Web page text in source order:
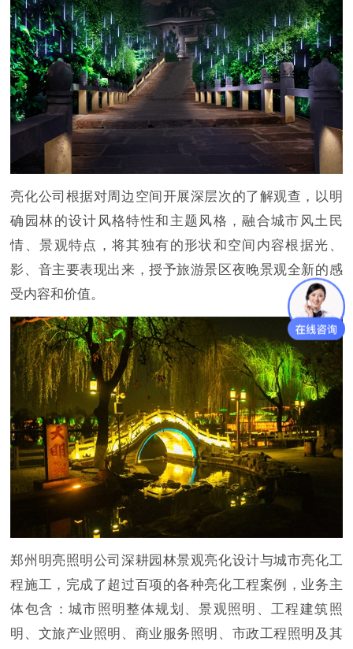
亮化公司根据对周边空间开展深层次的了解观查，以明
确园林的设计风格特性和主题风格，融合城市风土民
情、景观特点，将其独有的形状和空间内容根据光、
影、音主要表现出来，授予旅游景区夜晚景观全新的感
受内容和价值。
郑州明亮照明公司深耕园林景观亮化设计与城市亮化工
程施工，完成了超过百项的各种亮化工程案例，业务主
体包含：城市照明整体规划、景观照明、工程建筑照
明、文旅产业照明、商业服务照明、市政工程照明及其